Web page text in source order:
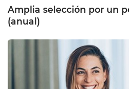
Amplia selección por un
(anual)